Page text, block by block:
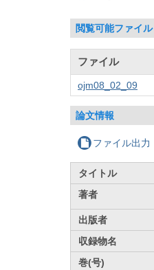
閲覧可能ファイル
ファイル
ojm08_02_09
論文情報
ファイル出力
タイトル
著者
出版者
収録物名
巻(号)